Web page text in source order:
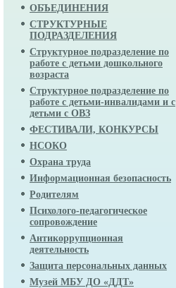
ОБЪЕДИНЕНИЯ
СТРУКТУРНЫЕ
ПОДРАЗДЕЛЕНИЯ
Структурное подразделение по
работе с детьми дошкольного
возраста
Структурное подразделение по
работе с детьми-инвалидами и с
детьми с ОВЗ
ФЕСТИВАЛИ, КОНКУРСЫ
НСОКО
Охрана труда
Информационная безопасность
Родителям
Психолого-педагогическое
сопровождение
Антикоррупционная
деятельность
Защита персональных данных
Музей МБУ ДО «ДДТ»